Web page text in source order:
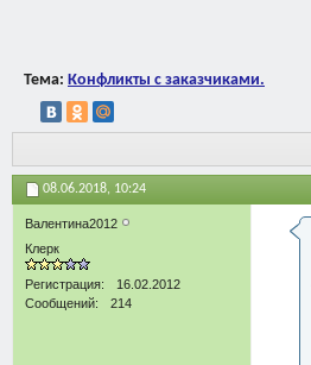
Тема: Конфликты с заказчиками.
08.06.2018, 10:24
Валентина2012
Клерк
Регистрация
16.02.2012
Сообщений
214